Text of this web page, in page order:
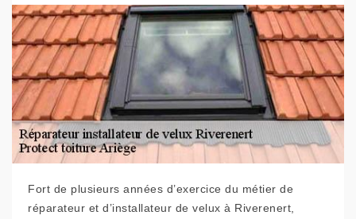
Fort de plusieurs années d’exercice du métier de
réparateur et d’installateur de velux à Riverenert,